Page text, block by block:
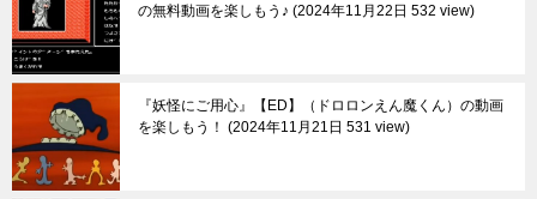
の無料動画を楽しもう♪ 2024年11月22日 532 view
『妖怪にご用心』【ED】（ドロロンえん魔くん）の動画
を楽しもう！
2024年11月21日 531 view